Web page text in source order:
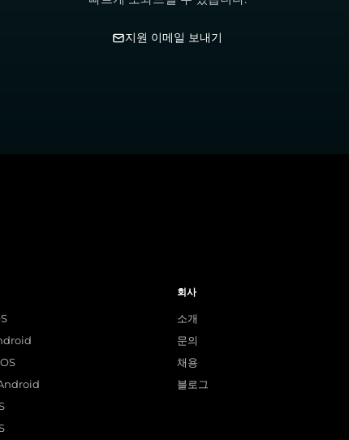
지원 이메일 보내기
회사
소개
문의
채용
블로그